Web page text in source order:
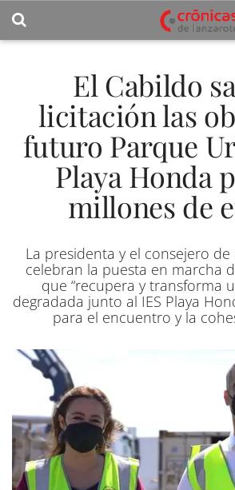
El Cabildo
licitación las
futuro Parque
Playa Honda
millones de
La presidenta y el consejero
celebran la puesta en marcha
que “recupera y transforma
degradada junto al IES Playa
para el encuentro y la